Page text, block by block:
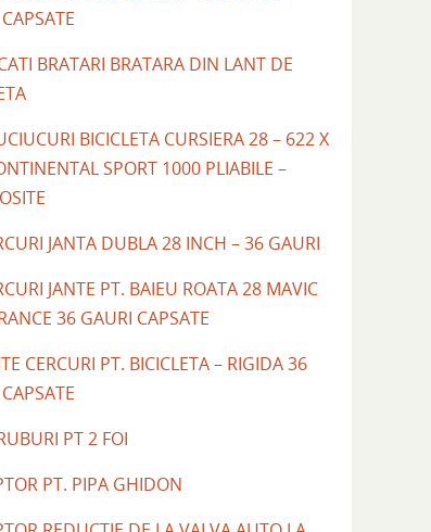
BRATARI BRATARA DIN LANT DE
BICICLETA CURSIERA 28 – 622 X
SPORT 1000 PLIABILE –
JANTA DUBLA 28 INCH – 36 GAURI
JANTE PT. BAIEU ROATA 28 MAVIC
36 GAURI CAPSATE
CERCURI PT. BICICLETA – RIGIDA 36
PT 2 FOI
PT. PIPA GHIDON